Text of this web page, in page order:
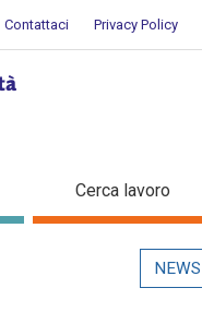
Contattaci Privacy Policy
Cerca lavoro
NEWS